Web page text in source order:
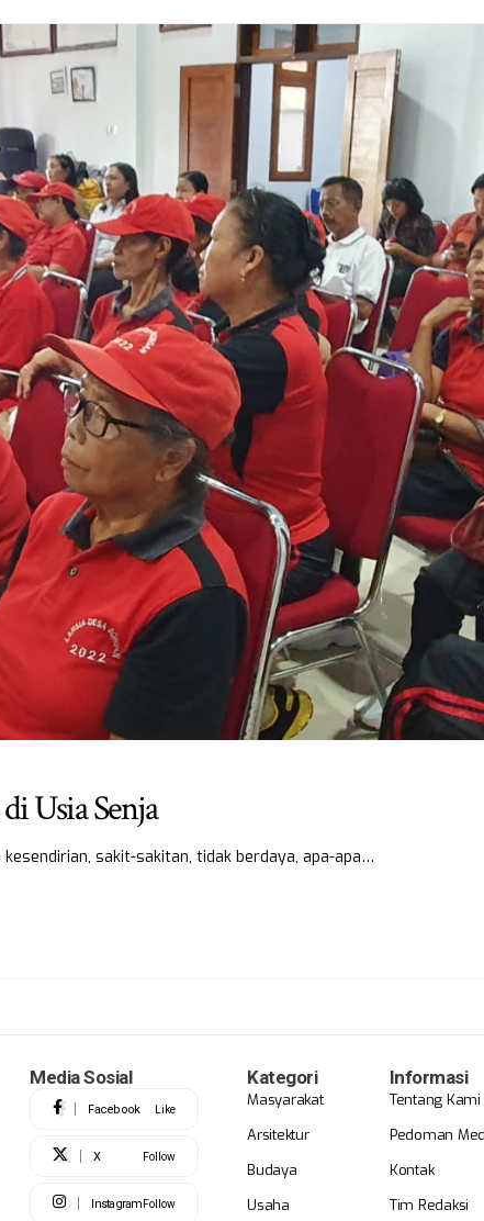
Usia Senja
sakit-sakitan, tidak berdaya, apa-apa…
Media Sosial
Facebook Like
X Follow
Instagram Follow
Kategori
Masyarakat
Arsitektur
Budaya
Usaha
Informasi
Tentang Kami
Pedoman
Kontak
Tim Redaksi